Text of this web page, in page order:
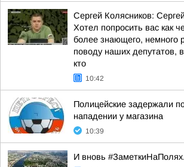
Сергей Колясников:
Хотел попросить вас как
более знающего, немного
поводу наших депутатов,
кто
10:42
Полицейские задержали
нападении у магазина
10:39
И вновь